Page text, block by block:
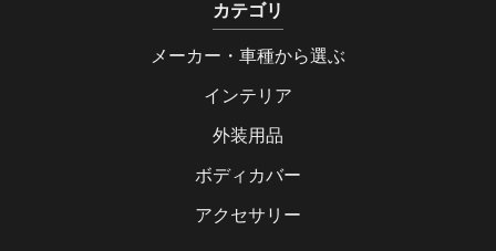
カテゴリ
メーカー・車種から選ぶ
インテリア
外装用品
ボディカバー
アクセサリー